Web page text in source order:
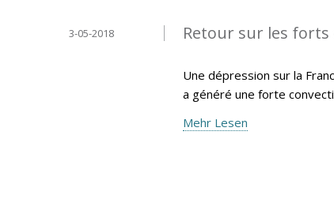
Retour sur les forts
3-05-2018
Une dépression sur la
a généré une forte
Mehr Lesen